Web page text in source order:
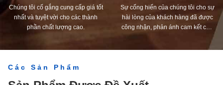
Chúng tôi cố gắng cung cấp giá tốt
nhất và tuyệt vời cho các thành
phần chất lượng cao.
Sự cống hiến của chúng tôi cho sự
hài lòng của khách hàng đã được
công nhận, phản ánh cam kết của
chúng tôi về sự xuất sắc trong mọi
Các Sản Phẩm